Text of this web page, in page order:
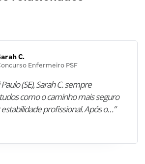
C.
Enfermeiro PSF
(SE), Sarah C. sempre
como o caminho mais seguro
profissional. Após o…”